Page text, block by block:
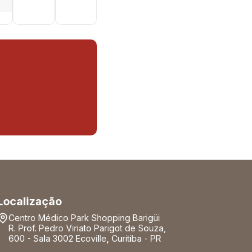
Centro Médico Park Shopping Barigüi
R. Prof. Pedro Viriato Parigot de Souza,
600 - Sala 3002 Ecoville, Curitiba - PR